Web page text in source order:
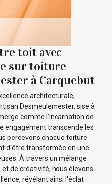
toit avec
sur toiture
à Carquebut
architecturale,
Desmeulemester, sise à
comme l'incarnation de
engagement transcende les
percevons chaque toiture
d'être transformée en une
À travers un mélange
de créativité, nous élevons
révélant ainsi l'éclat